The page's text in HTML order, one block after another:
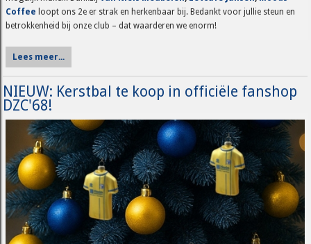
Coffee loopt ons 2e er strak en herkenbaar bij. Bedankt voor jullie steun en
betrokkenheid bij onze club – dat waarderen we enorm!
Lees meer...
NIEUW: Kerstbal te koop in officiële fanshop
DZC'68!